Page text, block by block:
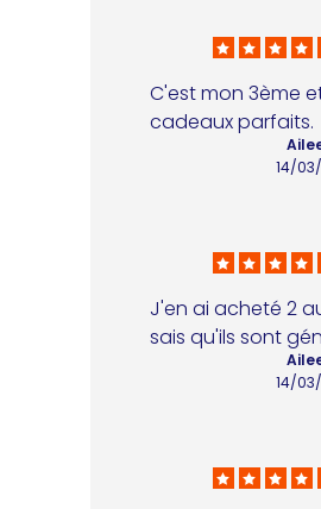
C'est mon 3ème
cadeaux parfaits.
14/
J'en ai acheté 2
sais qu'ils sont
14/